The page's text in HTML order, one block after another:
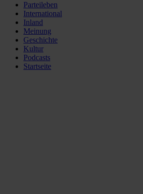
Parteileben
International
Inland
Meinung
Geschichte
Kultur
Podcasts
Startseite